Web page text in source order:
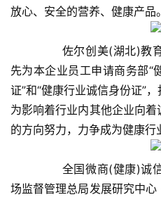
放心、安全的营养、健康产品。
先为本企业员工申请商务部“
证”和“健康行业诚信身份证”
为影响着行业内其他企业向
的方向努力，力争成为健康行
场监督管理总局发展研究中